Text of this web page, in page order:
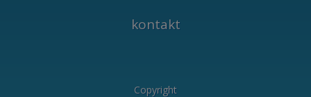
kontakt
Copyright